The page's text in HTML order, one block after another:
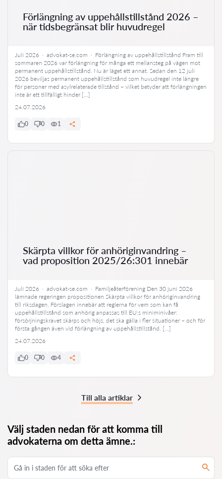
Förlängning av uppehållstillstånd 2026 –
när tidsbegränsat blir huvudregel
Juli 2026 · advokat-se.com · Förlängning av uppehållstillstånd Fram till
sommaren 2026 var förlängning för många ett mellansteg på vägen mot
permanent uppehållstillstånd. Nu är läget ett annat. Sedan den 12 juli
2026 beviljas permanent uppehållstillstånd som huvudregel inte längre
för personer med asylrelaterade tillstånd – vilket betyder att förlängningen
inte är ett tillfälligt hinder […]
24.07.2026
0 0 1
Skärpta villkor för anhöriginvandring –
vad proposition 2025/26:301 innebär
Juli 2026 · advokat-se.com · Familjeåterförening Den 30 juni 2026
lämnade regeringen propositionen Skärpta villkor för anhöriginvandring
till riksdagen. Förslagen innebär att reglerna för vem som kan få
uppehållstillstånd som anhörig anpassas till EU:s miniminivåer:
försörjningskravet skärps och höjs, det ska gälla i fler situationer – och för
första gången även vid förlängning av uppehållstillstånd. […]
24.07.2026
0 0 4
Till alla artiklar
Välj staden nedan för att komma till
advokaterna om detta ämne.: